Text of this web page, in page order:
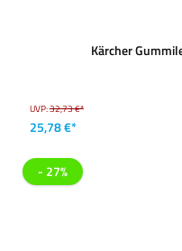
Kärcher
UVP:32,73 €*
25,78 €*
- 27%